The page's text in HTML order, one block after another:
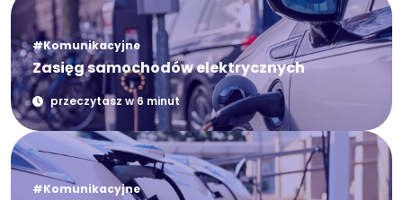
#Komunikacyjne
Zasięg samochodów elektrycznych
przeczytasz w 6 minut
#Komunikacyjne